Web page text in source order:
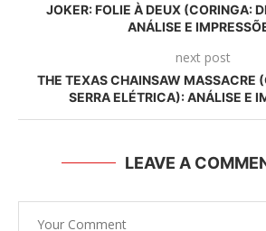
JOKER: FOLIE À DEUX (CORINGA:
ANÁLISE E
next post
THE TEXAS CHAINSAW MASSACRE
SERRA ELÉTRICA): ANÁLISE E
LEAVE A